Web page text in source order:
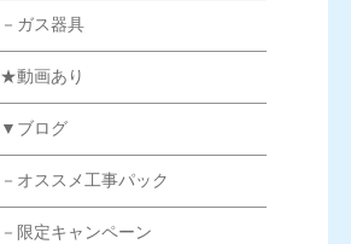
－ガス器具
★動画あり
▼ブログ
－オススメ工事パック
－限定キャンペーン